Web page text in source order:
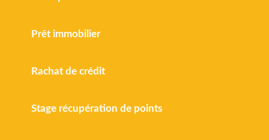
Prêt immobilier
Rachat de crédit
Stage récupération de points